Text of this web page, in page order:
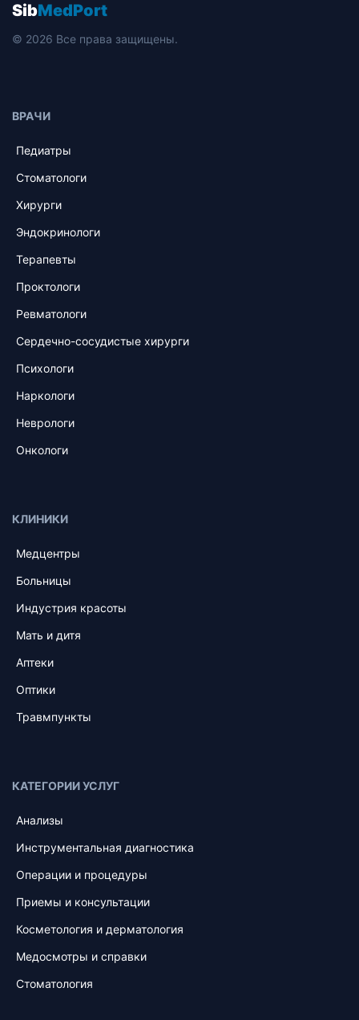
SibMedPort
© 2026 Все права защищены.
ВРАЧИ
Педиатры
Стоматологи
Хирурги
Эндокринологи
Терапевты
Проктологи
Ревматологи
Сердечно-сосудистые хирурги
Психологи
Наркологи
Неврологи
Онкологи
КЛИНИКИ
Медцентры
Больницы
Индустрия красоты
Мать и дитя
Аптеки
Оптики
Травмпункты
КАТЕГОРИИ УСЛУГ
Анализы
Инструментальная диагностика
Операции и процедуры
Приемы и консультации
Косметология и дерматология
Медосмотры и справки
Стоматология